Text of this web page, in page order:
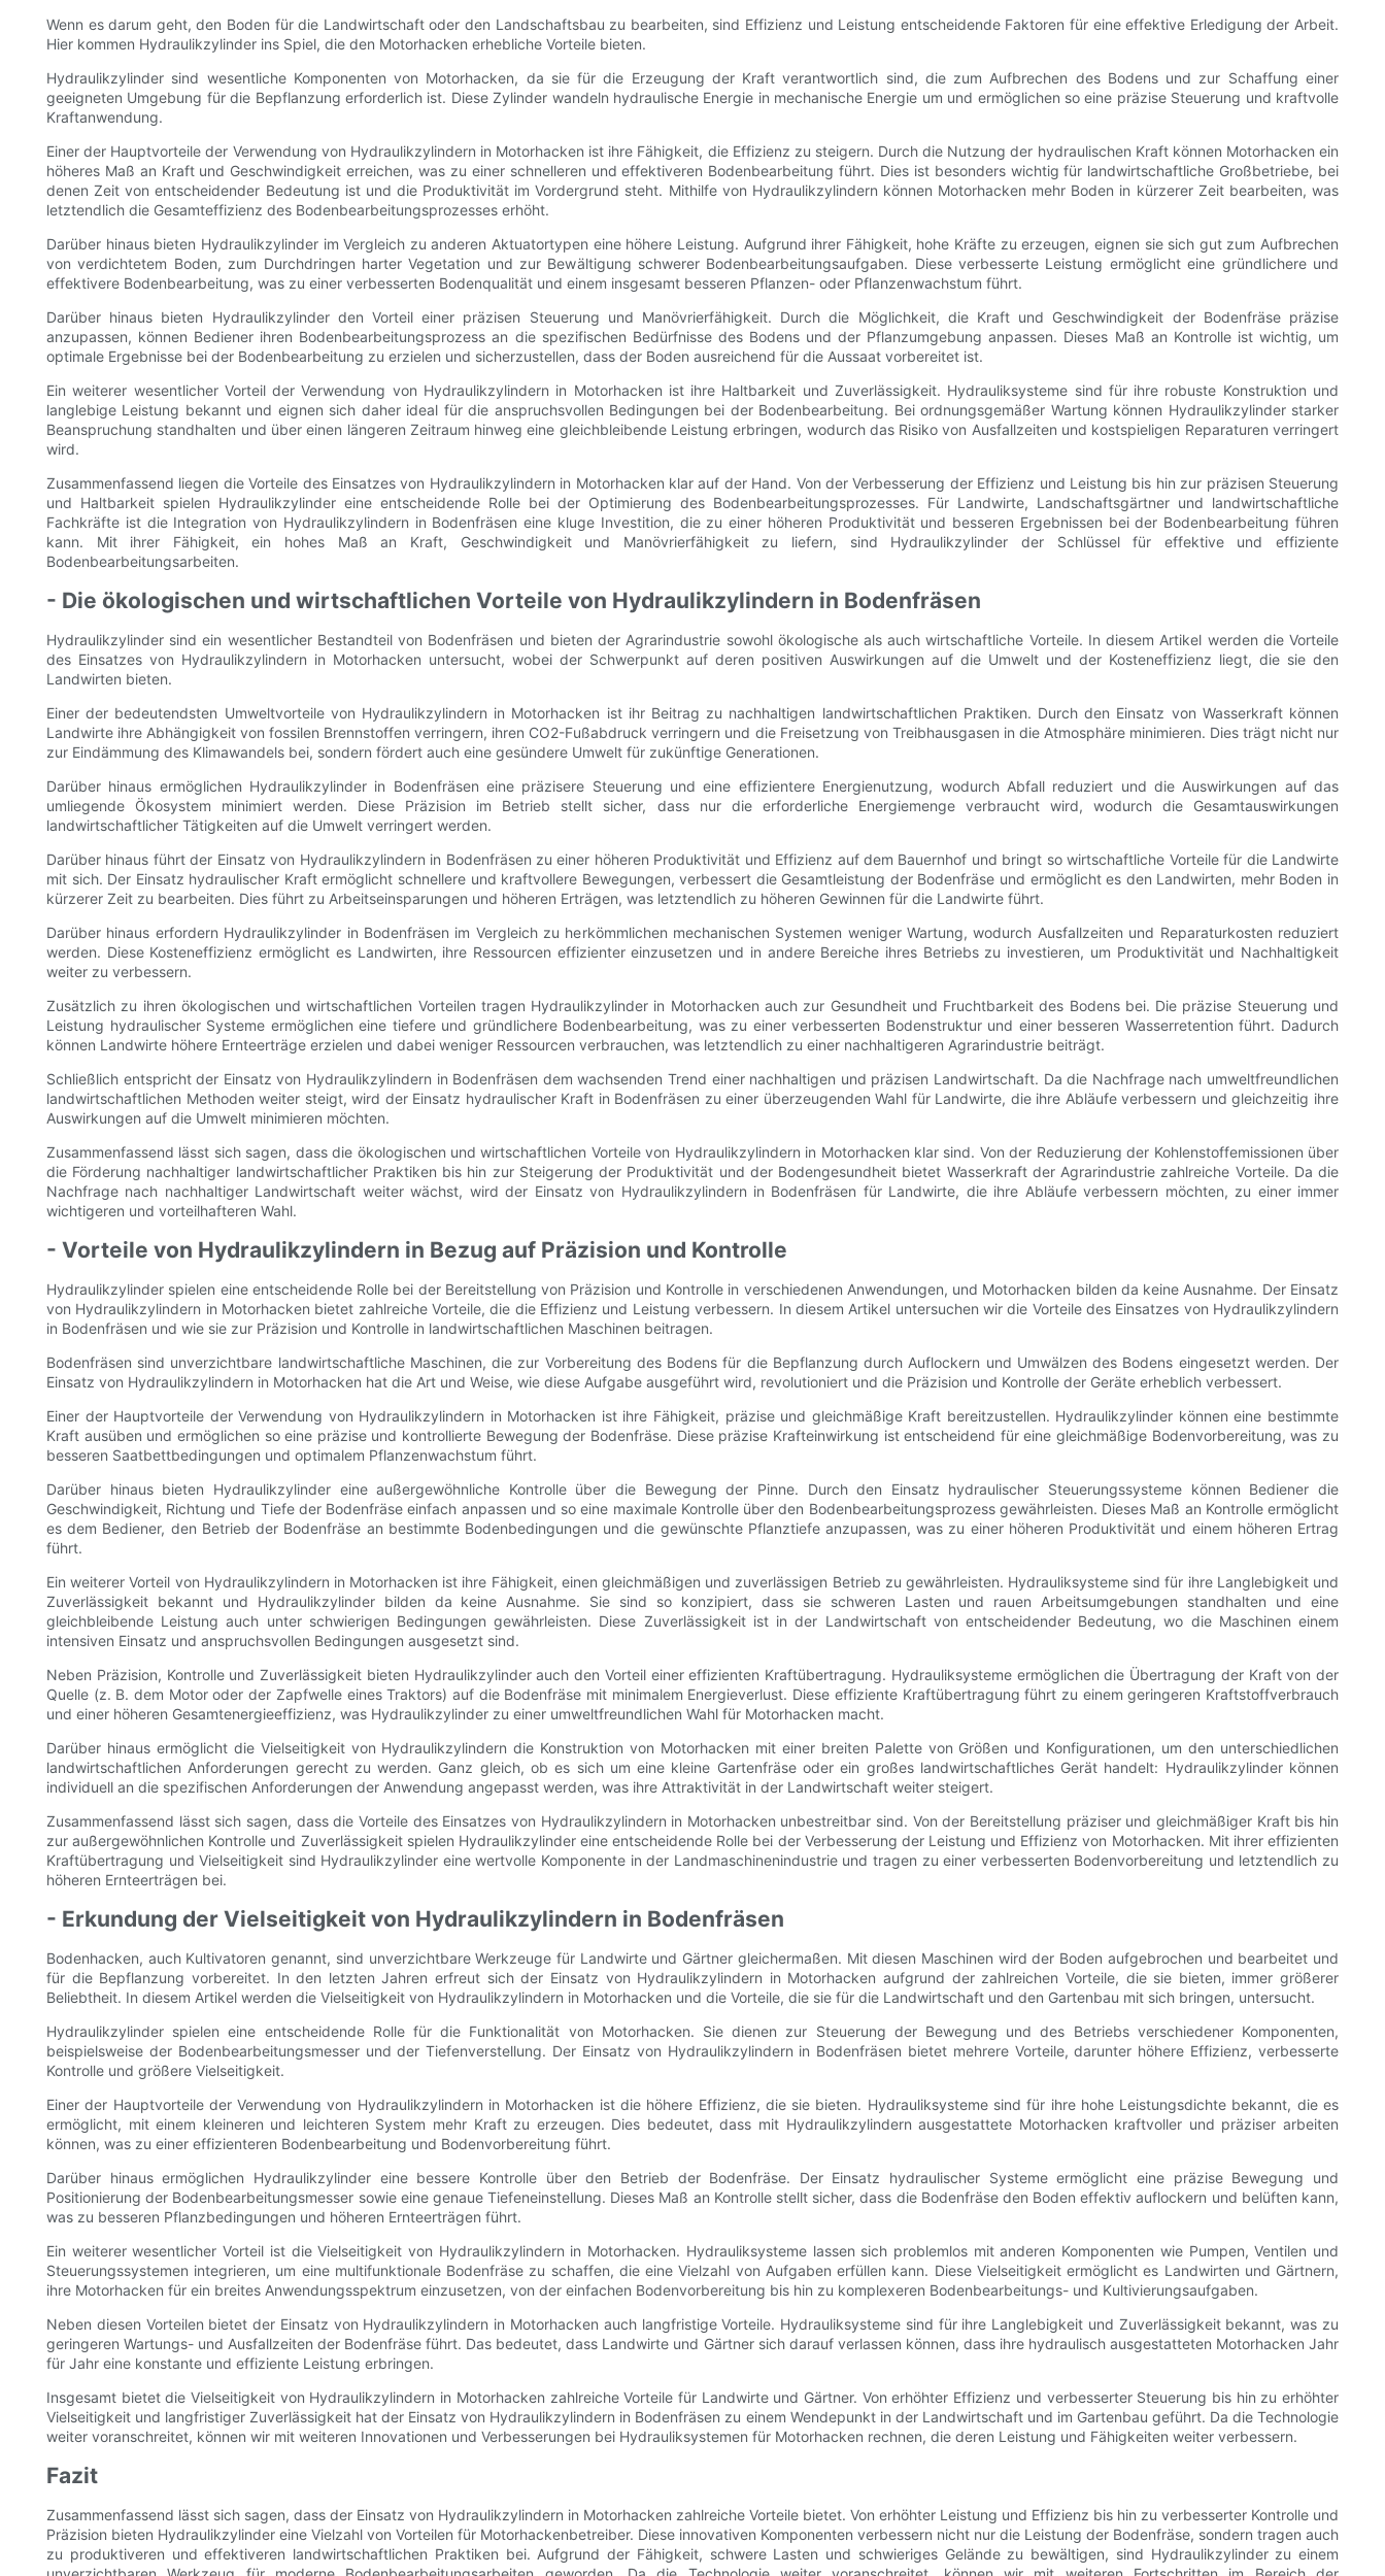
Wenn es darum geht, den Boden für die Landwirtschaft oder den Landschaftsbau zu bearbeiten, sind Effizienz und Leistung entscheidende Faktoren für eine effektive Erledigung der Arbeit.
Hier kommen Hydraulikzylinder ins Spiel, die den Motorhacken erhebliche Vorteile bieten.
Hydraulikzylinder sind wesentliche Komponenten von Motorhacken, da sie für die Erzeugung der Kraft verantwortlich sind, die zum Aufbrechen des Bodens und zur Schaffung einer
geeigneten Umgebung für die Bepflanzung erforderlich ist. Diese Zylinder wandeln hydraulische Energie in mechanische Energie um und ermöglichen so eine präzise Steuerung und kraftvolle
Kraftanwendung.
Einer der Hauptvorteile der Verwendung von Hydraulikzylindern in Motorhacken ist ihre Fähigkeit, die Effizienz zu steigern. Durch die Nutzung der hydraulischen Kraft können Motorhacken ein
höheres Maß an Kraft und Geschwindigkeit erreichen, was zu einer schnelleren und effektiveren Bodenbearbeitung führt. Dies ist besonders wichtig für landwirtschaftliche Großbetriebe, bei
denen Zeit von entscheidender Bedeutung ist und die Produktivität im Vordergrund steht. Mithilfe von Hydraulikzylindern können Motorhacken mehr Boden in kürzerer Zeit bearbeiten, was
letztendlich die Gesamteffizienz des Bodenbearbeitungsprozesses erhöht.
Darüber hinaus bieten Hydraulikzylinder im Vergleich zu anderen Aktuatortypen eine höhere Leistung. Aufgrund ihrer Fähigkeit, hohe Kräfte zu erzeugen, eignen sie sich gut zum Aufbrechen
von verdichtetem Boden, zum Durchdringen harter Vegetation und zur Bewältigung schwerer Bodenbearbeitungsaufgaben. Diese verbesserte Leistung ermöglicht eine gründlichere und
effektivere Bodenbearbeitung, was zu einer verbesserten Bodenqualität und einem insgesamt besseren Pflanzen- oder Pflanzenwachstum führt.
Darüber hinaus bieten Hydraulikzylinder den Vorteil einer präzisen Steuerung und Manövrierfähigkeit. Durch die Möglichkeit, die Kraft und Geschwindigkeit der Bodenfräse präzise
anzupassen, können Bediener ihren Bodenbearbeitungsprozess an die spezifischen Bedürfnisse des Bodens und der Pflanzumgebung anpassen. Dieses Maß an Kontrolle ist wichtig, um
optimale Ergebnisse bei der Bodenbearbeitung zu erzielen und sicherzustellen, dass der Boden ausreichend für die Aussaat vorbereitet ist.
Ein weiterer wesentlicher Vorteil der Verwendung von Hydraulikzylindern in Motorhacken ist ihre Haltbarkeit und Zuverlässigkeit. Hydrauliksysteme sind für ihre robuste Konstruktion und
langlebige Leistung bekannt und eignen sich daher ideal für die anspruchsvollen Bedingungen bei der Bodenbearbeitung. Bei ordnungsgemäßer Wartung können Hydraulikzylinder starker
Beanspruchung standhalten und über einen längeren Zeitraum hinweg eine gleichbleibende Leistung erbringen, wodurch das Risiko von Ausfallzeiten und kostspieligen Reparaturen verringert
wird.
Zusammenfassend liegen die Vorteile des Einsatzes von Hydraulikzylindern in Motorhacken klar auf der Hand. Von der Verbesserung der Effizienz und Leistung bis hin zur präzisen Steuerung
und Haltbarkeit spielen Hydraulikzylinder eine entscheidende Rolle bei der Optimierung des Bodenbearbeitungsprozesses. Für Landwirte, Landschaftsgärtner und landwirtschaftliche
Fachkräfte ist die Integration von Hydraulikzylindern in Bodenfräsen eine kluge Investition, die zu einer höheren Produktivität und besseren Ergebnissen bei der Bodenbearbeitung führen
kann. Mit ihrer Fähigkeit, ein hohes Maß an Kraft, Geschwindigkeit und Manövrierfähigkeit zu liefern, sind Hydraulikzylinder der Schlüssel für effektive und effiziente
Bodenbearbeitungsarbeiten.
- Die ökologischen und wirtschaftlichen Vorteile von Hydraulikzylindern in Bodenfräsen
Hydraulikzylinder sind ein wesentlicher Bestandteil von Bodenfräsen und bieten der Agrarindustrie sowohl ökologische als auch wirtschaftliche Vorteile. In diesem Artikel werden die Vorteile
des Einsatzes von Hydraulikzylindern in Motorhacken untersucht, wobei der Schwerpunkt auf deren positiven Auswirkungen auf die Umwelt und der Kosteneffizienz liegt, die sie den
Landwirten bieten.
Einer der bedeutendsten Umweltvorteile von Hydraulikzylindern in Motorhacken ist ihr Beitrag zu nachhaltigen landwirtschaftlichen Praktiken. Durch den Einsatz von Wasserkraft können
Landwirte ihre Abhängigkeit von fossilen Brennstoffen verringern, ihren CO2-Fußabdruck verringern und die Freisetzung von Treibhausgasen in die Atmosphäre minimieren. Dies trägt nicht nur
zur Eindämmung des Klimawandels bei, sondern fördert auch eine gesündere Umwelt für zukünftige Generationen.
Darüber hinaus ermöglichen Hydraulikzylinder in Bodenfräsen eine präzisere Steuerung und eine effizientere Energienutzung, wodurch Abfall reduziert und die Auswirkungen auf das
umliegende Ökosystem minimiert werden. Diese Präzision im Betrieb stellt sicher, dass nur die erforderliche Energiemenge verbraucht wird, wodurch die Gesamtauswirkungen
landwirtschaftlicher Tätigkeiten auf die Umwelt verringert werden.
Darüber hinaus führt der Einsatz von Hydraulikzylindern in Bodenfräsen zu einer höheren Produktivität und Effizienz auf dem Bauernhof und bringt so wirtschaftliche Vorteile für die Landwirte
mit sich. Der Einsatz hydraulischer Kraft ermöglicht schnellere und kraftvollere Bewegungen, verbessert die Gesamtleistung der Bodenfräse und ermöglicht es den Landwirten, mehr Boden in
kürzerer Zeit zu bearbeiten. Dies führt zu Arbeitseinsparungen und höheren Erträgen, was letztendlich zu höheren Gewinnen für die Landwirte führt.
Darüber hinaus erfordern Hydraulikzylinder in Bodenfräsen im Vergleich zu herkömmlichen mechanischen Systemen weniger Wartung, wodurch Ausfallzeiten und Reparaturkosten reduziert
werden. Diese Kosteneffizienz ermöglicht es Landwirten, ihre Ressourcen effizienter einzusetzen und in andere Bereiche ihres Betriebs zu investieren, um Produktivität und Nachhaltigkeit
weiter zu verbessern.
Zusätzlich zu ihren ökologischen und wirtschaftlichen Vorteilen tragen Hydraulikzylinder in Motorhacken auch zur Gesundheit und Fruchtbarkeit des Bodens bei. Die präzise Steuerung und
Leistung hydraulischer Systeme ermöglichen eine tiefere und gründlichere Bodenbearbeitung, was zu einer verbesserten Bodenstruktur und einer besseren Wasserretention führt. Dadurch
können Landwirte höhere Ernteerträge erzielen und dabei weniger Ressourcen verbrauchen, was letztendlich zu einer nachhaltigeren Agrarindustrie beiträgt.
Schließlich entspricht der Einsatz von Hydraulikzylindern in Bodenfräsen dem wachsenden Trend einer nachhaltigen und präzisen Landwirtschaft. Da die Nachfrage nach umweltfreundlichen
landwirtschaftlichen Methoden weiter steigt, wird der Einsatz hydraulischer Kraft in Bodenfräsen zu einer überzeugenden Wahl für Landwirte, die ihre Abläufe verbessern und gleichzeitig ihre
Auswirkungen auf die Umwelt minimieren möchten.
Zusammenfassend lässt sich sagen, dass die ökologischen und wirtschaftlichen Vorteile von Hydraulikzylindern in Motorhacken klar sind. Von der Reduzierung der Kohlenstoffemissionen über
die Förderung nachhaltiger landwirtschaftlicher Praktiken bis hin zur Steigerung der Produktivität und der Bodengesundheit bietet Wasserkraft der Agrarindustrie zahlreiche Vorteile. Da die
Nachfrage nach nachhaltiger Landwirtschaft weiter wächst, wird der Einsatz von Hydraulikzylindern in Bodenfräsen für Landwirte, die ihre Abläufe verbessern möchten, zu einer immer
wichtigeren und vorteilhafteren Wahl.
- Vorteile von Hydraulikzylindern in Bezug auf Präzision und Kontrolle
Hydraulikzylinder spielen eine entscheidende Rolle bei der Bereitstellung von Präzision und Kontrolle in verschiedenen Anwendungen, und Motorhacken bilden da keine Ausnahme. Der Einsatz
von Hydraulikzylindern in Motorhacken bietet zahlreiche Vorteile, die die Effizienz und Leistung verbessern. In diesem Artikel untersuchen wir die Vorteile des Einsatzes von Hydraulikzylindern
in Bodenfräsen und wie sie zur Präzision und Kontrolle in landwirtschaftlichen Maschinen beitragen.
Bodenfräsen sind unverzichtbare landwirtschaftliche Maschinen, die zur Vorbereitung des Bodens für die Bepflanzung durch Auflockern und Umwälzen des Bodens eingesetzt werden. Der
Einsatz von Hydraulikzylindern in Motorhacken hat die Art und Weise, wie diese Aufgabe ausgeführt wird, revolutioniert und die Präzision und Kontrolle der Geräte erheblich verbessert.
Einer der Hauptvorteile der Verwendung von Hydraulikzylindern in Motorhacken ist ihre Fähigkeit, präzise und gleichmäßige Kraft bereitzustellen. Hydraulikzylinder können eine bestimmte
Kraft ausüben und ermöglichen so eine präzise und kontrollierte Bewegung der Bodenfräse. Diese präzise Krafteinwirkung ist entscheidend für eine gleichmäßige Bodenvorbereitung, was zu
besseren Saatbettbedingungen und optimalem Pflanzenwachstum führt.
Darüber hinaus bieten Hydraulikzylinder eine außergewöhnliche Kontrolle über die Bewegung der Pinne. Durch den Einsatz hydraulischer Steuerungssysteme können Bediener die
Geschwindigkeit, Richtung und Tiefe der Bodenfräse einfach anpassen und so eine maximale Kontrolle über den Bodenbearbeitungsprozess gewährleisten. Dieses Maß an Kontrolle ermöglicht
es dem Bediener, den Betrieb der Bodenfräse an bestimmte Bodenbedingungen und die gewünschte Pflanztiefe anzupassen, was zu einer höheren Produktivität und einem höheren Ertrag
führt.
Ein weiterer Vorteil von Hydraulikzylindern in Motorhacken ist ihre Fähigkeit, einen gleichmäßigen und zuverlässigen Betrieb zu gewährleisten. Hydrauliksysteme sind für ihre Langlebigkeit und
Zuverlässigkeit bekannt und Hydraulikzylinder bilden da keine Ausnahme. Sie sind so konzipiert, dass sie schweren Lasten und rauen Arbeitsumgebungen standhalten und eine
gleichbleibende Leistung auch unter schwierigen Bedingungen gewährleisten. Diese Zuverlässigkeit ist in der Landwirtschaft von entscheidender Bedeutung, wo die Maschinen einem
intensiven Einsatz und anspruchsvollen Bedingungen ausgesetzt sind.
Neben Präzision, Kontrolle und Zuverlässigkeit bieten Hydraulikzylinder auch den Vorteil einer effizienten Kraftübertragung. Hydrauliksysteme ermöglichen die Übertragung der Kraft von der
Quelle (z. B. dem Motor oder der Zapfwelle eines Traktors) auf die Bodenfräse mit minimalem Energieverlust. Diese effiziente Kraftübertragung führt zu einem geringeren Kraftstoffverbrauch
und einer höheren Gesamtenergieeffizienz, was Hydraulikzylinder zu einer umweltfreundlichen Wahl für Motorhacken macht.
Darüber hinaus ermöglicht die Vielseitigkeit von Hydraulikzylindern die Konstruktion von Motorhacken mit einer breiten Palette von Größen und Konfigurationen, um den unterschiedlichen
landwirtschaftlichen Anforderungen gerecht zu werden. Ganz gleich, ob es sich um eine kleine Gartenfräse oder ein großes landwirtschaftliches Gerät handelt: Hydraulikzylinder können
individuell an die spezifischen Anforderungen der Anwendung angepasst werden, was ihre Attraktivität in der Landwirtschaft weiter steigert.
Zusammenfassend lässt sich sagen, dass die Vorteile des Einsatzes von Hydraulikzylindern in Motorhacken unbestreitbar sind. Von der Bereitstellung präziser und gleichmäßiger Kraft bis hin
zur außergewöhnlichen Kontrolle und Zuverlässigkeit spielen Hydraulikzylinder eine entscheidende Rolle bei der Verbesserung der Leistung und Effizienz von Motorhacken. Mit ihrer effizienten
Kraftübertragung und Vielseitigkeit sind Hydraulikzylinder eine wertvolle Komponente in der Landmaschinenindustrie und tragen zu einer verbesserten Bodenvorbereitung und letztendlich zu
höheren Ernteerträgen bei.
- Erkundung der Vielseitigkeit von Hydraulikzylindern in Bodenfräsen
Bodenhacken, auch Kultivatoren genannt, sind unverzichtbare Werkzeuge für Landwirte und Gärtner gleichermaßen. Mit diesen Maschinen wird der Boden aufgebrochen und bearbeitet und
für die Bepflanzung vorbereitet. In den letzten Jahren erfreut sich der Einsatz von Hydraulikzylindern in Motorhacken aufgrund der zahlreichen Vorteile, die sie bieten, immer größerer
Beliebtheit. In diesem Artikel werden die Vielseitigkeit von Hydraulikzylindern in Motorhacken und die Vorteile, die sie für die Landwirtschaft und den Gartenbau mit sich bringen, untersucht.
Hydraulikzylinder spielen eine entscheidende Rolle für die Funktionalität von Motorhacken. Sie dienen zur Steuerung der Bewegung und des Betriebs verschiedener Komponenten,
beispielsweise der Bodenbearbeitungsmesser und der Tiefenverstellung. Der Einsatz von Hydraulikzylindern in Bodenfräsen bietet mehrere Vorteile, darunter höhere Effizienz, verbesserte
Kontrolle und größere Vielseitigkeit.
Einer der Hauptvorteile der Verwendung von Hydraulikzylindern in Motorhacken ist die höhere Effizienz, die sie bieten. Hydrauliksysteme sind für ihre hohe Leistungsdichte bekannt, die es
ermöglicht, mit einem kleineren und leichteren System mehr Kraft zu erzeugen. Dies bedeutet, dass mit Hydraulikzylindern ausgestattete Motorhacken kraftvoller und präziser arbeiten
können, was zu einer effizienteren Bodenbearbeitung und Bodenvorbereitung führt.
Darüber hinaus ermöglichen Hydraulikzylinder eine bessere Kontrolle über den Betrieb der Bodenfräse. Der Einsatz hydraulischer Systeme ermöglicht eine präzise Bewegung und
Positionierung der Bodenbearbeitungsmesser sowie eine genaue Tiefeneinstellung. Dieses Maß an Kontrolle stellt sicher, dass die Bodenfräse den Boden effektiv auflockern und belüften kann,
was zu besseren Pflanzbedingungen und höheren Ernteerträgen führt.
Ein weiterer wesentlicher Vorteil ist die Vielseitigkeit von Hydraulikzylindern in Motorhacken. Hydrauliksysteme lassen sich problemlos mit anderen Komponenten wie Pumpen, Ventilen und
Steuerungssystemen integrieren, um eine multifunktionale Bodenfräse zu schaffen, die eine Vielzahl von Aufgaben erfüllen kann. Diese Vielseitigkeit ermöglicht es Landwirten und Gärtnern,
ihre Motorhacken für ein breites Anwendungsspektrum einzusetzen, von der einfachen Bodenvorbereitung bis hin zu komplexeren Bodenbearbeitungs- und Kultivierungsaufgaben.
Neben diesen Vorteilen bietet der Einsatz von Hydraulikzylindern in Motorhacken auch langfristige Vorteile. Hydrauliksysteme sind für ihre Langlebigkeit und Zuverlässigkeit bekannt, was zu
geringeren Wartungs- und Ausfallzeiten der Bodenfräse führt. Das bedeutet, dass Landwirte und Gärtner sich darauf verlassen können, dass ihre hydraulisch ausgestatteten Motorhacken Jahr
für Jahr eine konstante und effiziente Leistung erbringen.
Insgesamt bietet die Vielseitigkeit von Hydraulikzylindern in Motorhacken zahlreiche Vorteile für Landwirte und Gärtner. Von erhöhter Effizienz und verbesserter Steuerung bis hin zu erhöhter
Vielseitigkeit und langfristiger Zuverlässigkeit hat der Einsatz von Hydraulikzylindern in Bodenfräsen zu einem Wendepunkt in der Landwirtschaft und im Gartenbau geführt. Da die Technologie
weiter voranschreitet, können wir mit weiteren Innovationen und Verbesserungen bei Hydrauliksystemen für Motorhacken rechnen, die deren Leistung und Fähigkeiten weiter verbessern.
Fazit
Zusammenfassend lässt sich sagen, dass der Einsatz von Hydraulikzylindern in Motorhacken zahlreiche Vorteile bietet. Von erhöhter Leistung und Effizienz bis hin zu verbesserter Kontrolle und
Präzision bieten Hydraulikzylinder eine Vielzahl von Vorteilen für Motorhackenbetreiber. Diese innovativen Komponenten verbessern nicht nur die Leistung der Bodenfräse, sondern tragen auch
zu produktiveren und effektiveren landwirtschaftlichen Praktiken bei. Aufgrund der Fähigkeit, schwere Lasten und schwieriges Gelände zu bewältigen, sind Hydraulikzylinder zu einem